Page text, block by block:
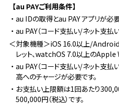
【au PAYご利用条件】
・au IDの取得とau PAY アプリが必
・au PAY（コード支払い/ネット支
＜対象機種＞iOS 16.0以上/Android™7.0以上のスマートフォン・タブ
レット、watchOS 7.0以上の
・au PAY（コード支払い/ネット支払い）でのお支払いにはau PAY 残
高へのチャージが必要です。
・お支払い上限額は1回あたり300,000円（税込）、1日あたり
500,000円（税込）です。